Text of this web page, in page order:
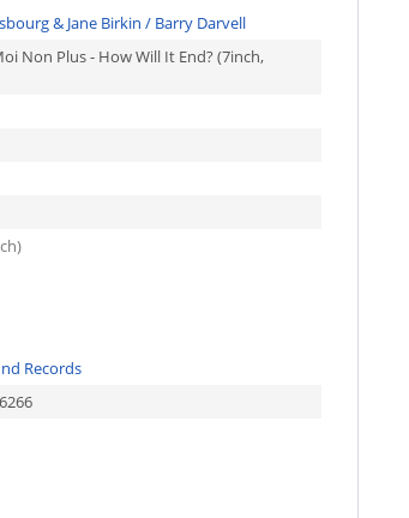
& Jane Birkin / Barry Darvell
Non Plus - How Will It End? (7inch,
Records